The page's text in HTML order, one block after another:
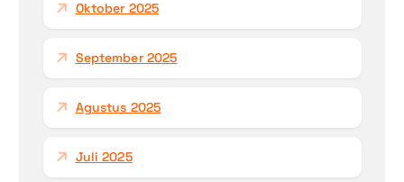
Oktober 2025
September 2025
Agustus 2025
Juli 2025